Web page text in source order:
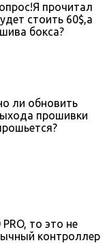
прочитал
стоить 60$,а
бокса?
ли обновить
прошивки
то это не
контроллер